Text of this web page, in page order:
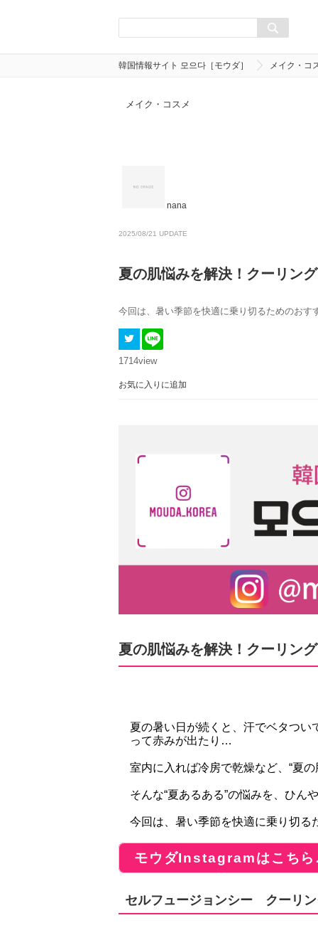
韓国情報サイト 모으다［モウダ］ メイク・コ
メイク・コスメ
nana
2025/08/21 UPDATE
夏の肌悩みを解決！クーリン
今回は、暑い季節を快適に乗り切るためのおす
1714view
お気に入りに追加
夏の肌悩みを解決！クーリン
夏の暑い日が続くと、汗でベタつ
って赤みが出たり…
室内に入れば冷房で乾燥など、“夏
そんな“夏あるある”の悩みを、ひん
今回は、暑い季節を快適に乗り切る
モウダInstagramはこちら
セルフュージョンシー クーリ